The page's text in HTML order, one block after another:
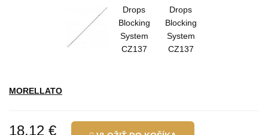
MORELLATO
18,12 €